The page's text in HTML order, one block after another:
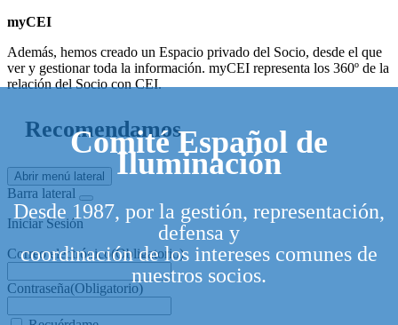
Comité Español de
Iluminación
Desde 1987, por la gestión, representación,
defensa y
coordinación de los intereses comunes de
nuestros socios.
myCEI
Además, hemos creado un Espacio privado del Socio, desde el que
ver y gestionar toda la información. myCEI representa los 360º de la
relación del Socio con CEI.
Recomendamos
Abrir menú lateral
Barra lateral
Iniciar Sesión
Correo electrónico(Obligatorio)
Contraseña(Obligatorio)